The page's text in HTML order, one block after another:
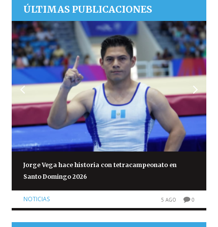
ÚLTIMAS PUBLICACIONES
Jorge Vega hace historia con tetracampeonato en
Santo Domingo 2026
NOTICIAS 5 AGO 0